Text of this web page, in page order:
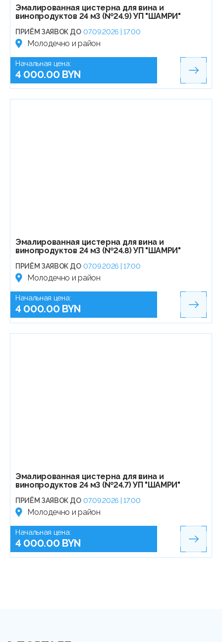
Эмалированная цистерна для вина и
винопродуктов 24 м3 (№24.9) УП "ШАМРИ"
ПРИЁМ ЗАЯВОК ДО 07.09.2026 | 17:00
Молодечно и район
Начальная цена:
4 000.00 BYN
Эмалированная цистерна для вина и
винопродуктов 24 м3 (№24.8) УП "ШАМРИ"
ПРИЁМ ЗАЯВОК ДО 07.09.2026 | 17:00
Молодечно и район
Начальная цена:
4 000.00 BYN
Эмалированная цистерна для вина и
винопродуктов 24 м3 (№24.7) УП "ШАМРИ"
ПРИЁМ ЗАЯВОК ДО 07.09.2026 | 17:00
Молодечно и район
Начальная цена:
4 000.00 BYN